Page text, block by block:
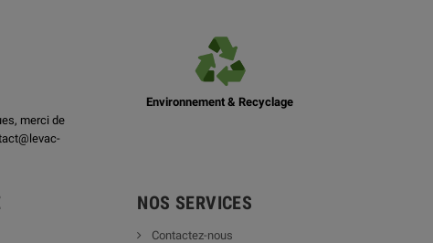
merci de
Environnement & Recyclage
NOS SERVICES
Contactez-nous